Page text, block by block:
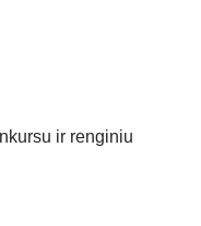
ir renginiu